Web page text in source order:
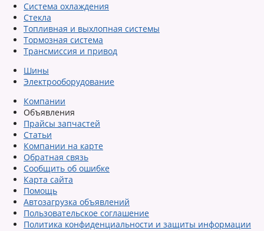
Система охлаждения
Стекла
Топливная и выхлопная системы
Тормозная система
Трансмиссия и привод
Шины
Электрооборудование
Компании
Объявления
Прайсы запчастей
Статьи
Компании на карте
Обратная связь
Сообщить об ошибке
Карта сайта
Помощь
Автозагрузка объявлений
Пользовательское соглашение
Политика конфиденциальности и защиты информации